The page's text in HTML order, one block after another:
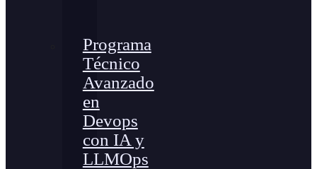
Programa
Técnico
Avanzado
en
Devops
con IA y
LLMOps